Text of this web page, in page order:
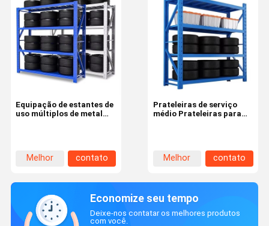
armazenamento de
armazenamento de
armazenamento de
armazenamento de
armazenamento de
armazenamento de
armazenamento de
armazenamento
Equipação de estantes de
uso múltiplos de metal
Melhor
contato
Prateleiras de serviço
médio Prateleiras para
Melhor
contato
Economize seu tempo
Deixe-nos contatar os melhores produtos
com você.